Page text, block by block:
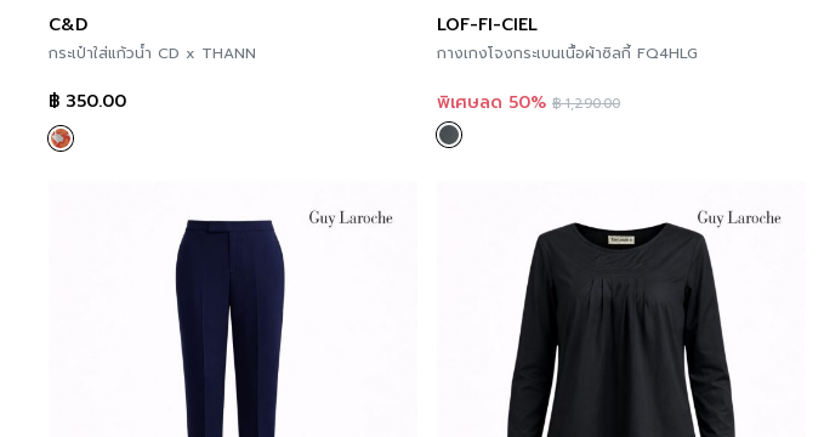
C&D
กระเป๋าใส่แก้วน้ำ CD x THANN
฿ 350.00
LOF-FI-CIEL
กางเกงโจงกระเบนเนื้อผ้าซิลกี้ FQ4HLG
พิเศษลด 50% ฿1,290.00